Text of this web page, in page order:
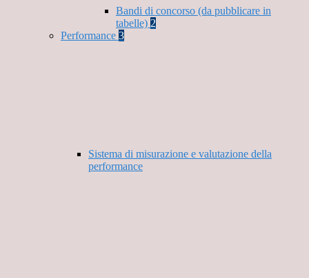
Bandi di concorso (da pubblicare in
tabelle) 2
Performance 3
Sistema di misurazione e valutazione della
performance